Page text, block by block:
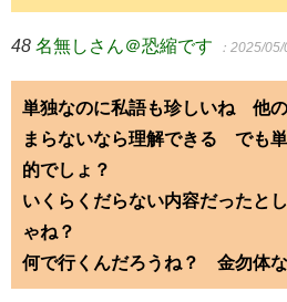
48 名無しさん＠恐縮です ：2025/
単独なのに私語も珍しいね 他
まらないなら理解できる でも
的でしょ？
いくらくだらない内容だったと
ゃね？
何で行くんだろうね？ 金勿体